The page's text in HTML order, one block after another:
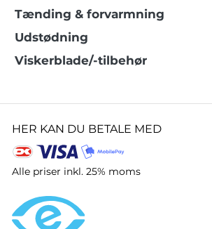
Tænding & forvarmning
Udstødning
Viskerblade/-tilbehør
HER KAN DU BETALE MED
Alle priser inkl. 25% moms